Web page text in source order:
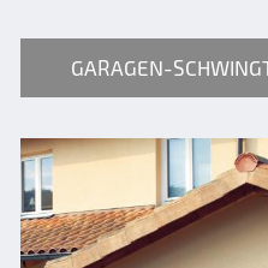
GARAGEN-